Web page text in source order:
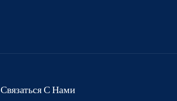
Связаться С Нами